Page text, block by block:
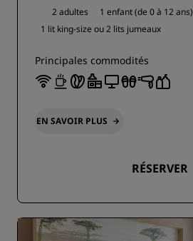
2 adultes
1 enfant (de 0 à 12 ans)
1 lit king-size ou2 lits jumeaux
Principales commodités
EN SAVOIR PLUS
RÉSERVER